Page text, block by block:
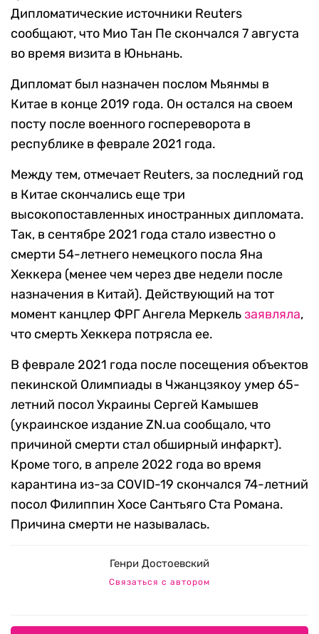
Дипломатические источники Reuters
сообщают, что Мио Тан Пе скончался 7 августа
во время визита в Юньнань.
Дипломат был назначен послом Мьянмы в
Китае в конце 2019 года. Он остался на своем
посту после военного госпереворота в
республике в феврале 2021 года.
Между тем, отмечает Reuters, за последний год
в Китае скончались еще три
высокопоставленных иностранных дипломата.
Так, в сентябре 2021 года стало известно о
смерти 54-летнего немецкого посла Яна
Хеккера (менее чем через две недели после
назначения в Китай). Действующий на тот
момент канцлер ФРГ Ангела Меркельзаявляла,
что смерть Хеккера потрясла ее.
В феврале 2021 года после посещения объектов
пекинской Олимпиады в Чжанцзякоуумер 65-
летний посол Украины Сергей Камышев
(украинское издание ZN.ua сообщало, что
причиной смерти стал обширный инфаркт).
Кроме того, в апреле 2022 года во время
карантина из-за COVID-19 скончался 74-летний
посол Филиппин Хосе Сантьяго Ста Романа.
Причина смерти не называлась.
Генри Достоевский
Связаться с автором